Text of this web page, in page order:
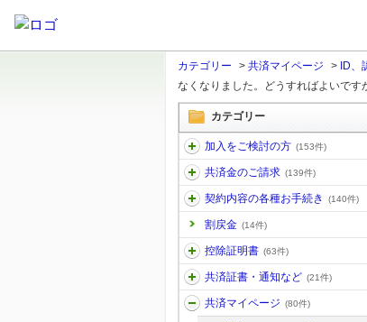
カテゴリー > 共済マイページ > ID
なくなりました。どうすればよいです
カテゴリー
加入をご検討の方 (153件)
共済金のご請求 (139件)
契約内容の各種お手続き (140件)
割戻金 (14件)
控除証明書 (63件)
共済証書・通知など (21件)
共済マイページ (80件)